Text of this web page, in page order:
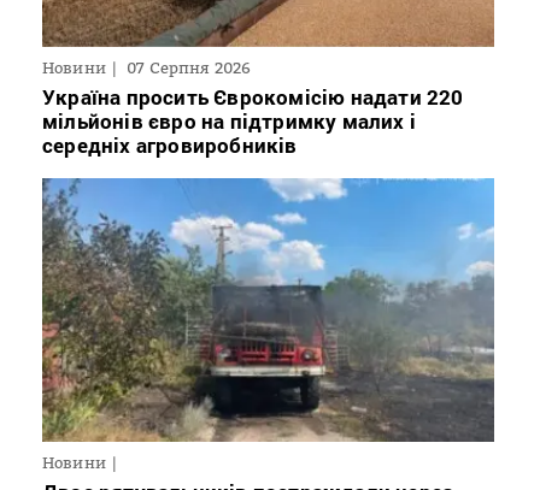
Новини 07 Серпня 2026
Україна просить Єврокомісію надати 220
мільйонів євро на підтримку малих і
середніх агровиробників
Новини